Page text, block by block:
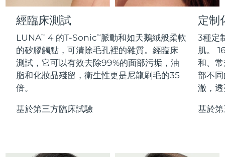
經臨床測試
LUNATM 4 的T-SonicTM脈動和如天鵝絨般柔軟
的矽膠觸點，可清除毛孔裡的雜質。經臨床
測試，它可以有效去除99%的面部污垢，油
脂和化妝品殘留，衛生性更是尼龍刷毛的35
倍。
基於第三方臨床試驗
定制
3種定
肌。
和、
部不
澈，
基於
PEACH™ 2 go
Travel-friendly IPL hair removal
PEACH™ Cooling Prep Gel
SUPERCHARGED™ serum
Firming body serum
ESPADA™ 2
Acne treatment device
ESPADA™ Blemish Solution
IRIS™ 2
Rejuvenating eye massager
眼部護膚
毛孔護理
KIWI™ derma
Diamond microdermabrasion .
Blackhead remover
LUNA™ 4 hair
2-in-1 LED scalp massager
LED light hairbrush
牙齒美白
NEW
issa™ Teeth Whitening Set
Dual LED + sonic device & 18% PAP gel
issa™ Teeth Whitening Gel
更多的
中國香港特別行政區 10/08/2026
匈牙利 預計送達日期09/08/2026
冰島 預計送達日期10/08/2026
印尼 07/08/2026
愛爾蘭 09/08/2026